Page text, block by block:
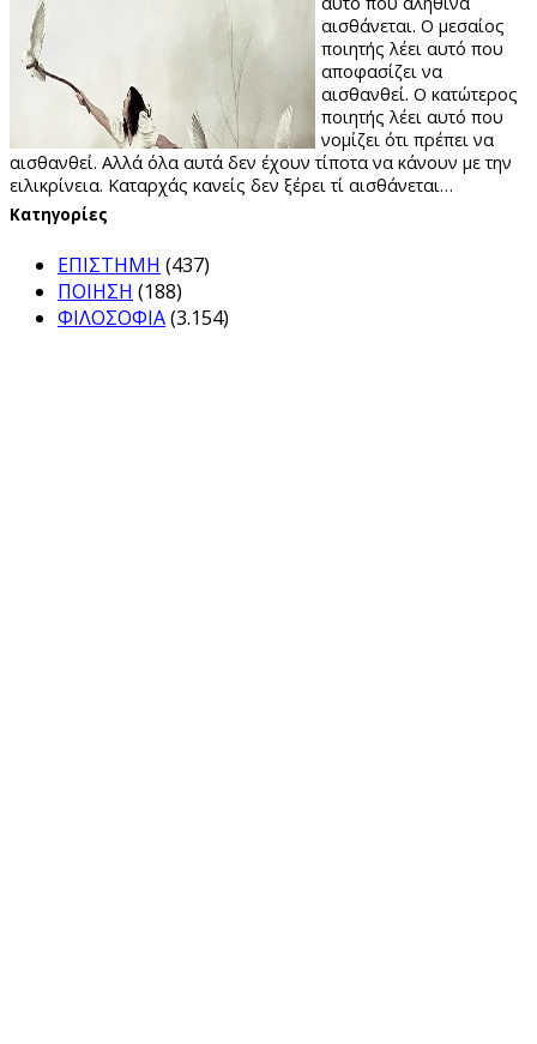
αισθάνεται. Ο μεσαίος
ποιητής λέει αυτό που
αποφασίζει να
αισθανθεί. Ο κατώτερος
ποιητής λέει αυτό που
νομίζει ότι πρέπει να
αισθανθεί. Αλλά όλα αυτά δεν έχουν τίποτα να κάνουν με την
ειλικρίνεια. Καταρχάς κανείς δεν ξέρει τί αισθάνεται…
Kατηγορίες
ΕΠΙΣΤΗΜΗ (437)
ΠΟΙΗΣΗ (188)
ΦΙΛΟΣΟΦΙΑ(3.154)